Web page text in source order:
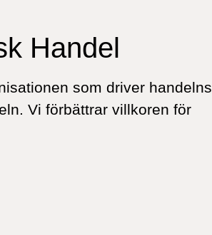
Handel
som driver handelns
Vi förbättrar villkoren för